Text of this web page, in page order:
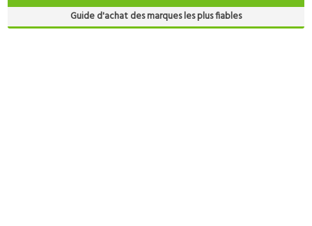
Guide d'achat des marques les plus fiables